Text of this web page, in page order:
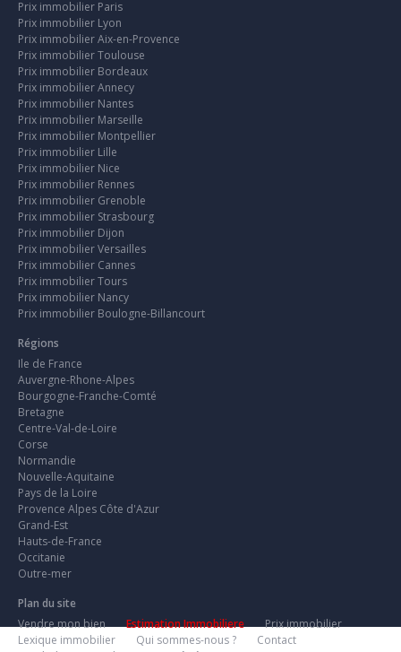
Prix immobilier Paris
Prix immobilier Lyon
Prix immobilier Aix-en-Provence
Prix immobilier Toulouse
Prix immobilier Bordeaux
Prix immobilier Annecy
Prix immobilier Nantes
Prix immobilier Marseille
Prix immobilier Montpellier
Prix immobilier Lille
Prix immobilier Nice
Prix immobilier Rennes
Prix immobilier Grenoble
Prix immobilier Strasbourg
Prix immobilier Dijon
Prix immobilier Versailles
Prix immobilier Cannes
Prix immobilier Tours
Prix immobilier Nancy
Prix immobilier Boulogne-Billancourt
Régions
Ile de France
Auvergne-Rhone-Alpes
Bourgogne-Franche-Comté
Bretagne
Centre-Val-de-Loire
Corse
Normandie
Nouvelle-Aquitaine
Pays de la Loire
Provence Alpes Côte d'Azur
Grand-Est
Hauts-de-France
Occitanie
Outre-mer
Plan du site
Vendre mon bien
Estimation Immobiliere
Prix immobilier
Lexique immobilier
Qui sommes-nous ?
Contact